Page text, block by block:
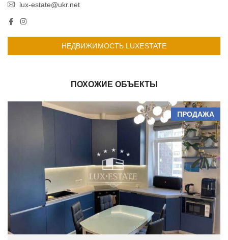
lux-estate@ukr.net
НЕДВИЖИМОСТЬ LUXESTATE
ПОХОЖИЕ ОБЪЕКТЫ
ПРОДАЖА